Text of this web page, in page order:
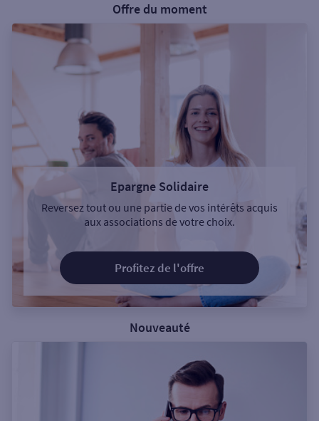
Offre du moment
Epargne Solidaire
Reversez tout ou une partie de vos intérêts acquis
aux associations de votre choix.
Profitez de l'offre
Nouveauté